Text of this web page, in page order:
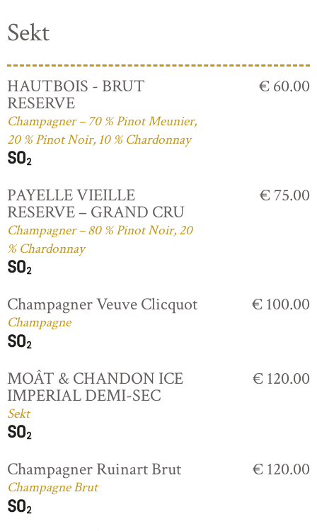
Sekt
HAUTBOIS - BRUT
RESERVE
Champagner – 70 % Pinot Meunier,
20 % Pinot Noir, 10 % Chardonnay
€ 60.00
PAYELLE VIEILLE
RESERVE – GRAND CRU
Champagner – 80 % Pinot Noir, 20
% Chardonnay
€ 75.00
Champagner Veuve Clicquot
Champagne
€ 100.00
MOÂT & CHANDON ICE
IMPERIAL DEMI-SEC
Sekt
€ 120.00
Champagner Ruinart Brut
Champagne Brut
€ 120.00